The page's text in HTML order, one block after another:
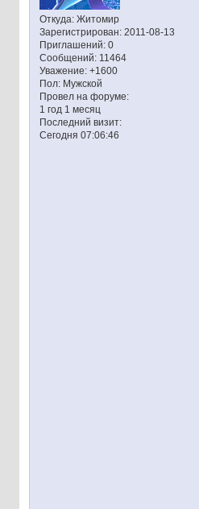
Откуда:Житомир
Зарегистрирован: 2011-08-13
Приглашений:0
Сообщений:11464
Уважение: +1600
Пол:Мужской
Провел на форуме:
1 год 1 месяц
Последний визит:
Сегодня 07:06:46